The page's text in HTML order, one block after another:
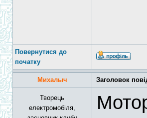
Повернутися до
початку
Михалыч Заголовок
Творець
електромобіля,